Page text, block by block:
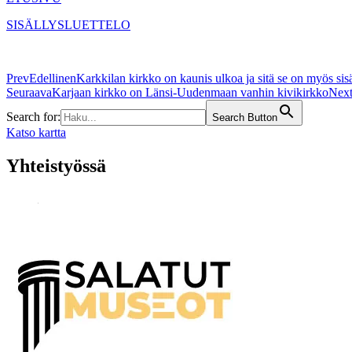
SISÄLLYSLUETTELO
PrevEdellinenKarkkilan kirkko on kaunis ulkoa ja sitä se on myös
SeuraavaKarjaan kirkko on Länsi-Uudenmaan vanhin kivikirkkoNext
Search for:
Search Button
Katso kartta
Yhteistyössä